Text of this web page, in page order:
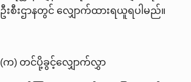
ဦးစီးဌာနတွင် လျှောက်ထားရယူရပါမည်။
(က) တင်ပို့ခွင့်လျှောက်လွှာ